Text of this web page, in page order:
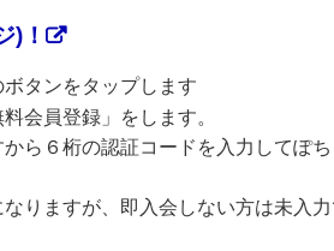
)！
タンをタップします
会員登録」をします。
ら６桁の認証コードを入力してぽち
りますが、即入会しない方は未入